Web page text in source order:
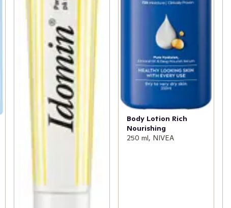
Body Lotion Rich
Nourishing
250 ml, NIVEA